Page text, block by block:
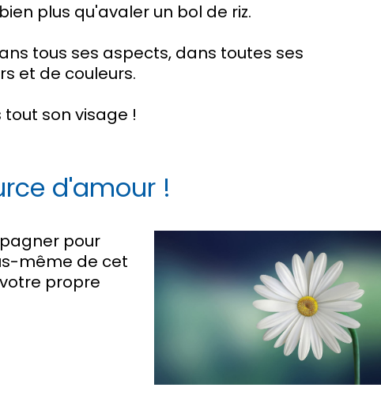
plus qu'avaler un bol de riz.
tous ses aspects, dans toutes ses
et de couleurs.
son visage !
d'amour !
pour
même de cet
propre